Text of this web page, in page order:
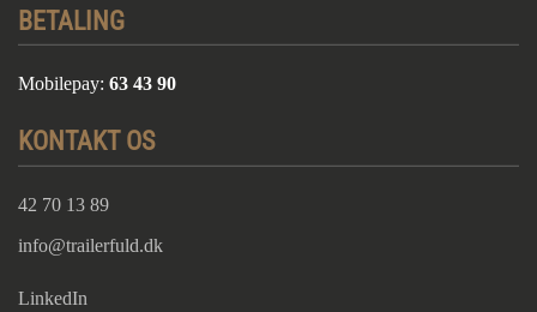
BETALING
Mobilepay: 63 43 90
KONTAKT OS
42 70 13 89
info@trailerfuld.dk
LinkedIn